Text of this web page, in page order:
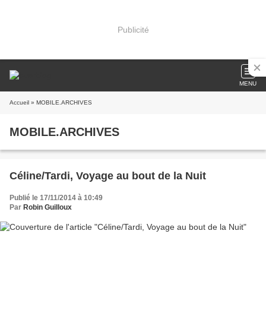
Publicité
MENU
Accueil » MOBILE.ARCHIVES
MOBILE.ARCHIVES
Céline/Tardi, Voyage au bout de la Nuit
Publié le 17/11/2014 à 10:49
Par Robin Guilloux